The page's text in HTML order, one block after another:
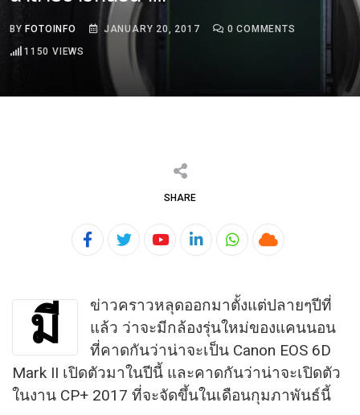
BYFOTOINFO JANUARY 20, 2017 0 COMMENTS
1150 VIEWS
SHARE
YoutubeLinkedInWhatsapp
Cloud
มี
ข่าวคราวหลุดออกมาตั้งแต่ปลายๆปีที่
แล้ว ว่าจะมีกล้องรุ่นใหม่ของแคนนอน
ที่คาดกันว่าน่าจะเป็น Canon EOS 6D
Mark II เปิดตัวมาในปีนี้ และคาดกันว่าน่าจะเปิดตัว
ในงาน CP+ 2017 ที่จะจัดขึ้นในเดือนกุมภาพันธ์นี้